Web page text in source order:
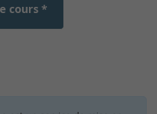
cours *